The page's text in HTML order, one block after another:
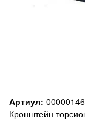
Артиул:
Кронштейн